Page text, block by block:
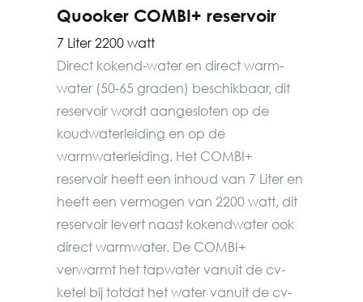
Quooker COMBI+ reservoir
7 Liter 2200 watt
Direct kokend-water en direct warm-
water (50-65 graden) beschikbaar, dit
reservoir wordt aangesloten op de
koudwaterleiding en op de
warmwaterleiding. Het COMBI+
reservoir heeft een inhoud van 7 Liter en
heeft een vermogen van 2200 watt, dit
reservoir levert naast kokendwater ook
direct warmwater. De COMBI+
verwarmt het tapwater vanuit de cv-
ketel bij totdat het water vanuit de cv-